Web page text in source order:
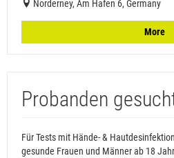
Norderney, Am Hafen 6, Germany
More
Probanden
Für Tests mit Hände- &
gesunde Frauen und Männer ab 18